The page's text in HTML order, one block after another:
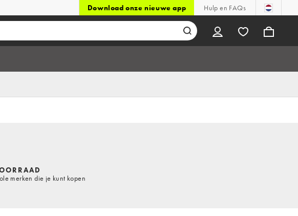
Download onze nieuwe app Hulp en FAQs
merken die je kunt kopen